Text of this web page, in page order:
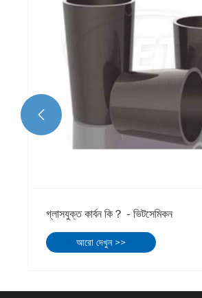
গ্লাসযুক্ত কার্বন কি？ - ভিটসেমিকন
আরো দেখুন >>
